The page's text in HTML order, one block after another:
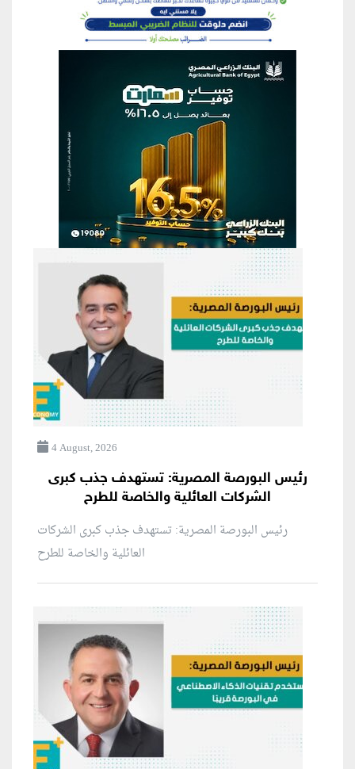
منطقة إعلانية
4 August, 2026
رئيس البورصة المصرية: تستهدف جذب كبرى
الشركات العائلية والخاصة للطرح
رئيس البورصة المصرية: تستهدف جذب كبرى الشركات
العائلية والخاصة للطرح